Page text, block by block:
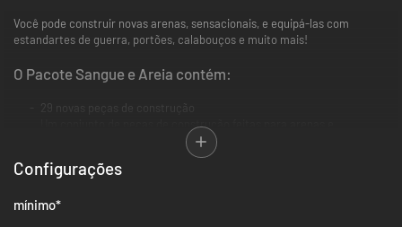
Você pode construir novas arenas, sensacionais, e equipá-las com
estandartes de guerra, portões, calabouços e muito mais!
O Pacote Sangue e Areia contém:
29 novas peças de construção
Um conjunto de peças de construção feitas para arenas e
15 novas peças de armaduras em três conjuntos, como o da
armadura de xamã urso.
para o jogo avançado.
Configurações
mínimo*